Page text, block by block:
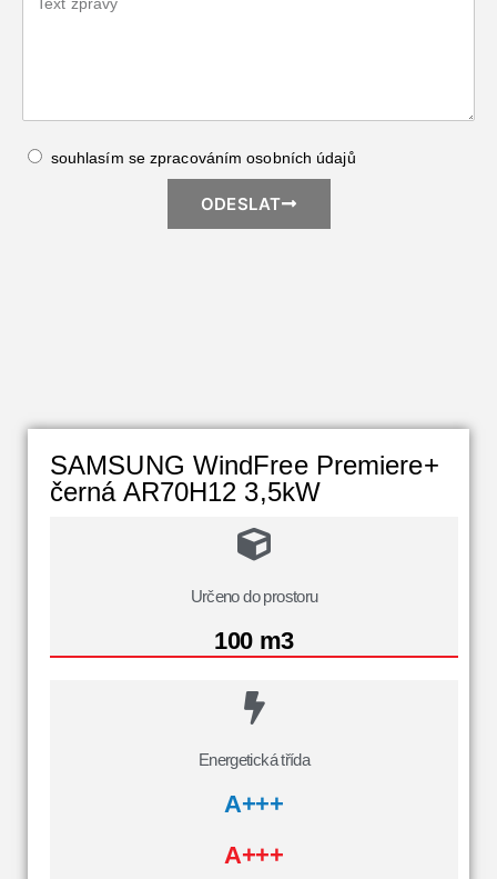
souhlasím se zpracovánímosobních údajů
ODESLAT
SAMSUNG WindFree Premiere+
černá AR70H12 3,5kW
Určeno do prostoru
100 m3
Energetická třída
A+++
A+++